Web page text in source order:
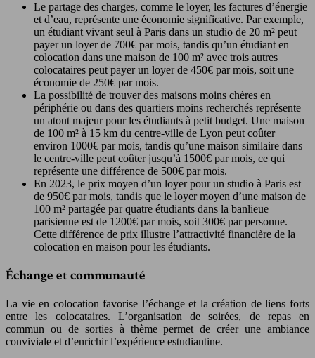
Le partage des charges, comme le loyer, les factures d’énergie
et d’eau, représente une économie significative. Par exemple,
un étudiant vivant seul à Paris dans un studio de 20 m² peut
payer un loyer de 700€ par mois, tandis qu’un étudiant en
colocation dans une maison de 100 m² avec trois autres
colocataires peut payer un loyer de 450€ par mois, soit une
économie de 250€ par mois.
La possibilité de trouver des maisons moins chères en
périphérie ou dans des quartiers moins recherchés représente
un atout majeur pour les étudiants à petit budget. Une maison
de 100 m² à 15 km du centre-ville de Lyon peut coûter
environ 1000€ par mois, tandis qu’une maison similaire dans
le centre-ville peut coûter jusqu’à 1500€ par mois, ce qui
représente une différence de 500€ par mois.
En 2023, le prix moyen d’un loyer pour un studio à Paris est
de 950€ par mois, tandis que le loyer moyen d’une maison de
100 m² partagée par quatre étudiants dans la banlieue
parisienne est de 1200€ par mois, soit 300€ par personne.
Cette différence de prix illustre l’attractivité financière de la
colocation en maison pour les étudiants.
Échange et communauté
La vie en colocation favorise l’échange et la création de liens forts
entre les colocataires. L’organisation de soirées, de repas en
commun ou de sorties à thème permet de créer une ambiance
conviviale et d’enrichir l’expérience estudiantine.